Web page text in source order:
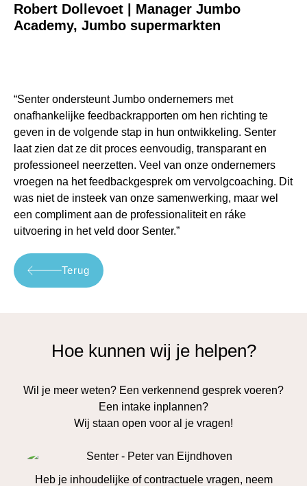
Robert Dollevoet | Manager Jumbo
Academy, Jumbo supermarkten
“Senter ondersteunt Jumbo ondernemers met
onafhankelijke feedbackrapporten om hen richting te
geven in de volgende stap in hun ontwikkeling. Senter
laat zien dat ze dit proces eenvoudig, transparant en
professioneel neerzetten. Veel van onze ondernemers
vroegen na het feedbackgesprek om vervolgcoaching. Dit
was niet de insteek van onze samenwerking, maar wel
een compliment aan de professionaliteit en ráke
uitvoering in het veld door Senter.”
Terug
Hoe kunnen wij je helpen?
Wil je meer weten? Een verkennend gesprek voeren?
Een intake inplannen?
Wij staan open voor al je vragen!
Heb je inhoudelijke of contractuele vragen, neem